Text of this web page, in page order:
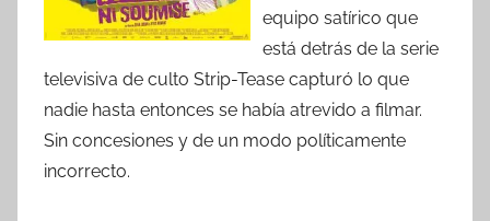
equipo satírico que
está detrás de la serie
televisiva de culto Strip-Tease capturó lo que
nadie hasta entonces se había atrevido a filmar.
Sin concesiones y de un modo políticamente
incorrecto.